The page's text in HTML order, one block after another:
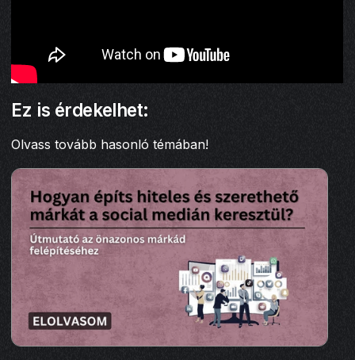
Ez is érdekelhet:
Olvass tovább hasonló témában!